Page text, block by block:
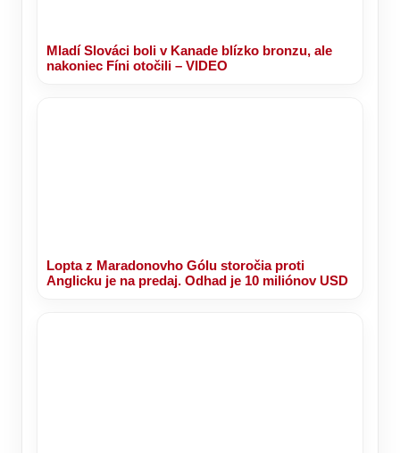
Mladí Slováci boli v Kanade blízko bronzu, ale
nakoniec Fíni otočili – VIDEO
Lopta z Maradonovho Gólu storočia proti
Anglicku je na predaj. Odhad je 10 miliónov USD